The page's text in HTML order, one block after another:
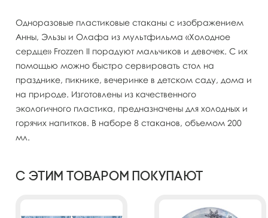
Одноразовые пластиковые стаканы с изображением
Анны, Эльзы и Олафа из мультфильма «Холодное
сердце» Frozzen II порадуют мальчиков и девочек. С их
помощью можно быстро сервировать стол на
празднике, пикнике, вечеринке в детском саду, дома и
на природе. Изготовлены из качественного
экологичного пластика, предназначены для холодных и
горячих напитков. В наборе 8 стаканов, объемом 200
мл.
С этим товаром покупают